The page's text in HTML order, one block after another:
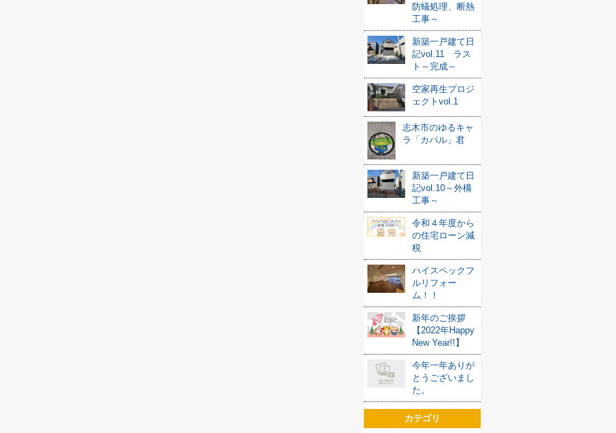
防蟻処理、断熱
工事～
新築一戸建て日
記vol.11 ラス
ト～完成～
空家再生プロジ
ェクトvol.1
志木市のゆるキャ
ラ「カパル」君
新築一戸建て日
記vol.10～外構
工事～
令和４年度から
の住宅ローン減
税
ハイスペックフ
ルリフォー
ム！！
新年のご挨拶
【2022年Happy
New Year!!】
今年一年ありが
とうございまし
た。
カテゴリ